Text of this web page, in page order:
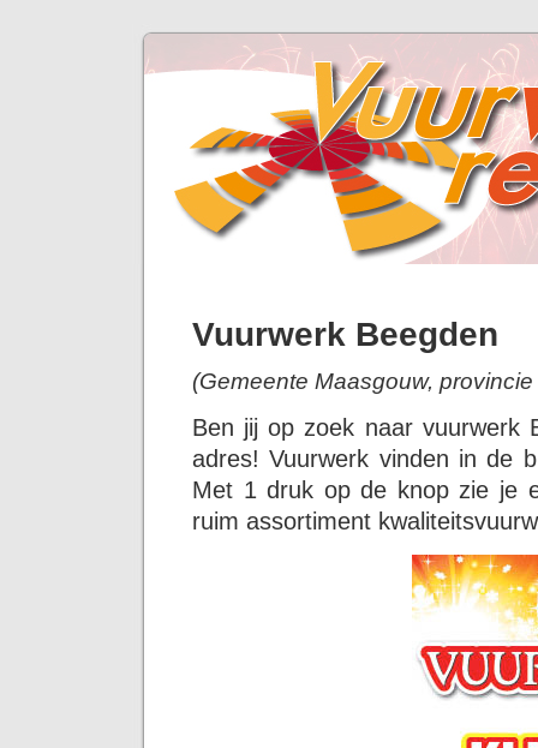
Vuurwerk Beegden
(Gemeente Maasgouw,
Ben jij op zoek naar vuurwerk
adres! Vuurwerk vinden in de
Met 1 druk op de knop zie je
ruim assortiment